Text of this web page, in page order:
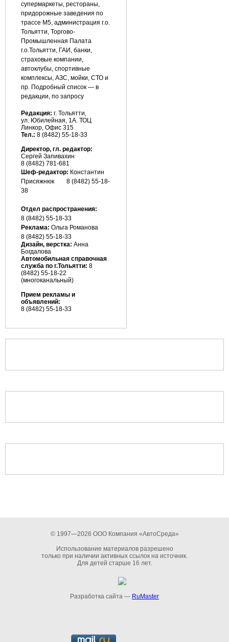
супермаркеты, рестораны,
придорожные заведения по
трассе М5, администрация г.о.
Тольятти, Торгово-
Промышленная Палата
г.о.Тольятти, ГАИ, банки,
страховые компании,
автоклубы, спортивные
комплексы, АЗС, мойки, СТО и
пр. Подробный список — в
редакции, по запросу
Редакция: г. Тольятти,
ул. Юбилейная, 1А. ТОЦ
Линкор, Офис 315
Тел.: 8 (8482) 55-18-33
Директор, гл. редактор:
Сергей Запивахин
8 (8482) 781-681
Шеф-редактор: Константин
Присяжнюк 8 (8482) 55-18-
38
Отдел распространения:
8 (8482) 55-18-33
Реклама: Ольга Романова
8 (8482) 55-18-33
Дизайн, верстка: Анна
Богдалова
Автомобильная справочная
служба по г.Тольятти: 8
(8482) 55-18-22
(многоканальный)
Прием рекламы и
объявлений:
8 (8482) 55-18-33
© 1997—2026 ООО Компания «АвтоСреда»
Использование материалов разрешено
только при наличии активных ссылок на источник.
Для детей старше 16 лет.
Разработка сайта — RuMaster